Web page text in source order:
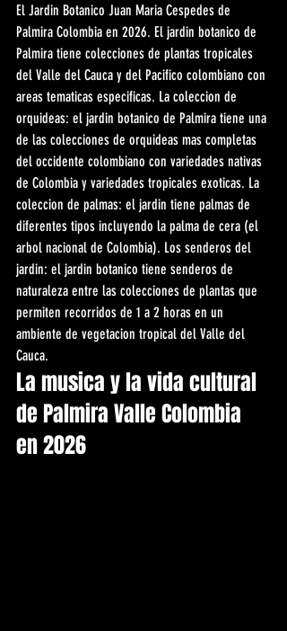
El Jardin Botanico Juan Maria Cespedes de
Palmira Colombia en 2026. El jardin botanico de
Palmira tiene colecciones de plantas tropicales
del Valle del Cauca y del Pacifico colombiano con
areas tematicas especificas. La coleccion de
orquideas: el jardin botanico de Palmira tiene una
de las colecciones de orquideas mas completas
del occidente colombiano con variedades nativas
de Colombia y variedades tropicales exoticas. La
coleccion de palmas: el jardin tiene palmas de
diferentes tipos incluyendo la palma de cera (el
arbol nacional de Colombia). Los senderos del
jardin: el jardin botanico tiene senderos de
naturaleza entre las colecciones de plantas que
permiten recorridos de 1 a 2 horas en un
ambiente de vegetacion tropical del Valle del
Cauca.
La musica y la vida cultural
de Palmira Valle Colombia
en 2026